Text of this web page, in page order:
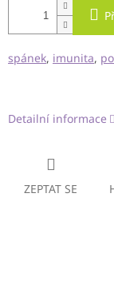
spánek, imunita,
Detailní informace
ZEPTAT SE